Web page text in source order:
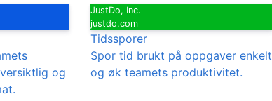
og
JustDo, Inc.
justdo.com
Tidssporer
Spor tid brukt på oppgaver enkelt
og øk teamets produktivitet.